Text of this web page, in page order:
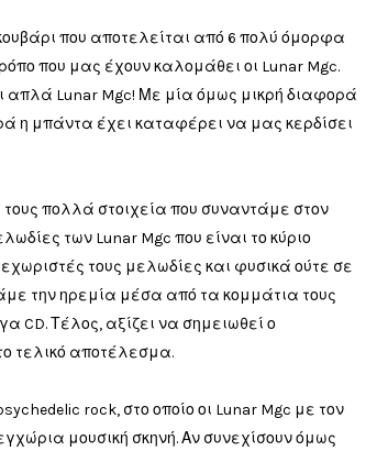
που αποτελείται από 6 πολύ όμορφα
που μας έχουν καλομάθει οι Lunar Mgc.
απλά Lunar Mgc! Με μία όμως μικρή διαφορά
η μπάντα έχει καταφέρει να μας κερδίσει
τους πολλά στοιχεία που συναντάμε στον
των Lunar Mgc που είναι το κύριο
τους μελωδίες και φυσικά ούτε σε
την ηρεμία μέσα από τα κομμάτια τους
Τέλος, αξίζει να σημειωθεί ο
τελικό αποτέλεσμα.
rock, στο οποίο οι Lunar Mgc με τον
μουσική σκηνή. Αν συνεχίσουν όμως